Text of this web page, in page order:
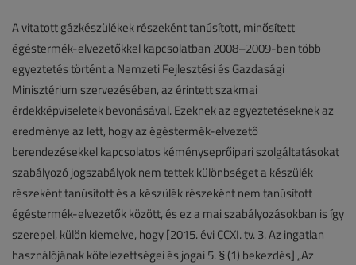
A vitatott gázkészülékek részeként tanúsított, minősített
égéstermék-elvezetőkkel kapcsolatban 2008–2009-ben több
egyeztetés történt a Nemzeti Fejlesztési és Gazdasági
Minisztérium szervezésében, az érintett szakmai
érdekképviseletek bevonásával. Ezeknek az egyeztetéseknek az
eredménye az lett, hogy az égéstermék-elvezető
berendezésekkel kapcsolatos kéményseprőipari szolgáltatásokat
szabályozó jogszabályok nem tettek különbséget a készülék
részeként tanúsított és a készülék részeként nem tanúsított
égéstermék-elvezetők között, és ez a mai szabályozásokban is így
szerepel, külön kiemelve, hogy [2015. évi CCXI. tv. 3. Az ingatlan
használójának kötelezettségei és jogai 5. § (1) bekezdés] „Az